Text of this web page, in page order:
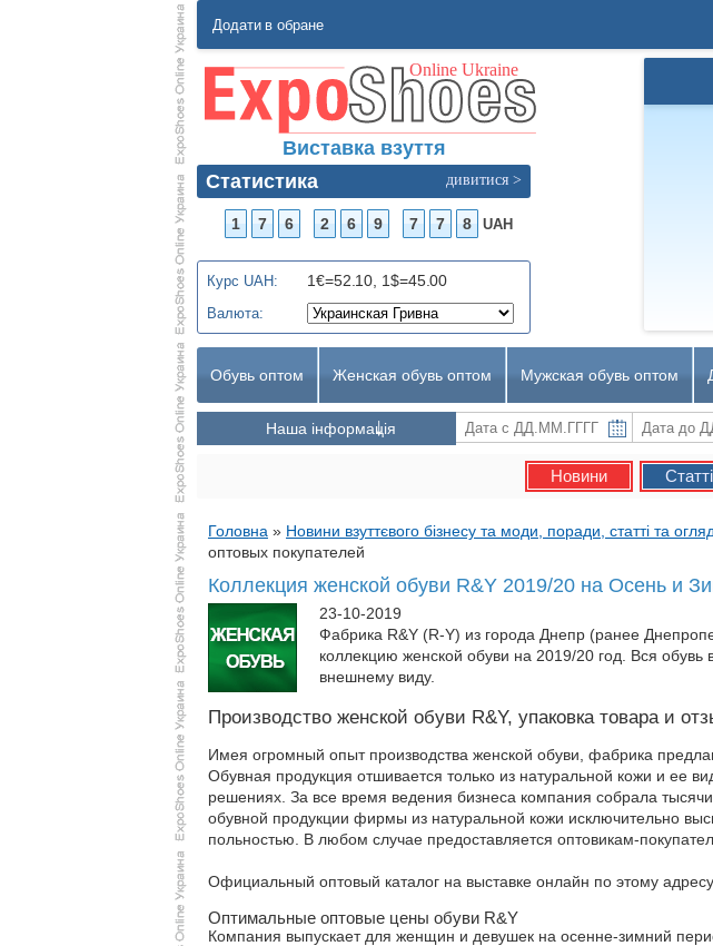
Додати в обране
Виставка взуття
Статистика
дивитися >
1 7 6 2 6 9 7 7 8 UAH
Курс UAH: 1€=52.10, 1$=45.00
Валюта:
Обувь оптом Женская обувь оптом Мужская обувь оптом
Наша інформація
Новини Статті
Головна » Новини взуттєвого бізнесу та моди, поради, статті та
оптовых покупателей
Коллекция женской обуви R&Y 2019/20 на Осень и
23-10-2019
Фабрика R&Y (R-Y) из города Днепр (ранее
коллекцию женской обуви на 2019/20 год. Вся
внешнему виду.
Производство женской обуви R&Y, упаковка товара и
Имея огромный опыт производства женской обуви, фабрика
Обувная продукция отшивается только из натуральной кожи и ее
решениях. За все время ведения бизнеса компания собрала
обувной продукции фирмы из натуральной кожи исключительно
польностью. В любом случае предоставляется оптовикам-
Официальный оптовый каталог на выставке онлайн по этому адресу
Оптимальные оптовые цены обуви R&Y
Компания выпускает для женщин и девушек на осенне-зимний